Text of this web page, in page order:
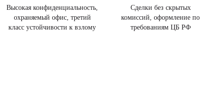
Высокая конфиденциальность,
охраняемый офис, третий
класс устойчивости к взлому
Сделки без скрытых
комиссий, оформление по
требованиям ЦБ РФ